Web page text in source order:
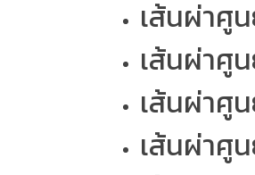
เส้นผ่าศู
เส้นผ่าศู
เส้นผ่าศู
เส้นผ่าศู